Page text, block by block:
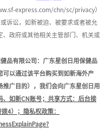
express.com/chn/sc/privacy）
诉讼，如新被迫、被要求或者被允
政府或其他相关主管部门、机关或
品有限公司：广东星创日用保健品
以通过该平台购买到如新海外产
广目的），我们会向广东星创日用
、如新CN账号；共享方式：后台接
4） ；隐私权政策：